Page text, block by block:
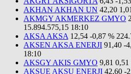
AKHAN AKHAN UN 42,20
AKMGY AKMERKEZ GMYO
15.894.575,15 18:10
AKSA AKSA 12,54 -0,87 %
AKSEN AKSA ENERJI 91,40 -
18:10
AKSGY AKIS GMYO 9,81 0,51
AKSUE AKSU ENERJI 42,60 -